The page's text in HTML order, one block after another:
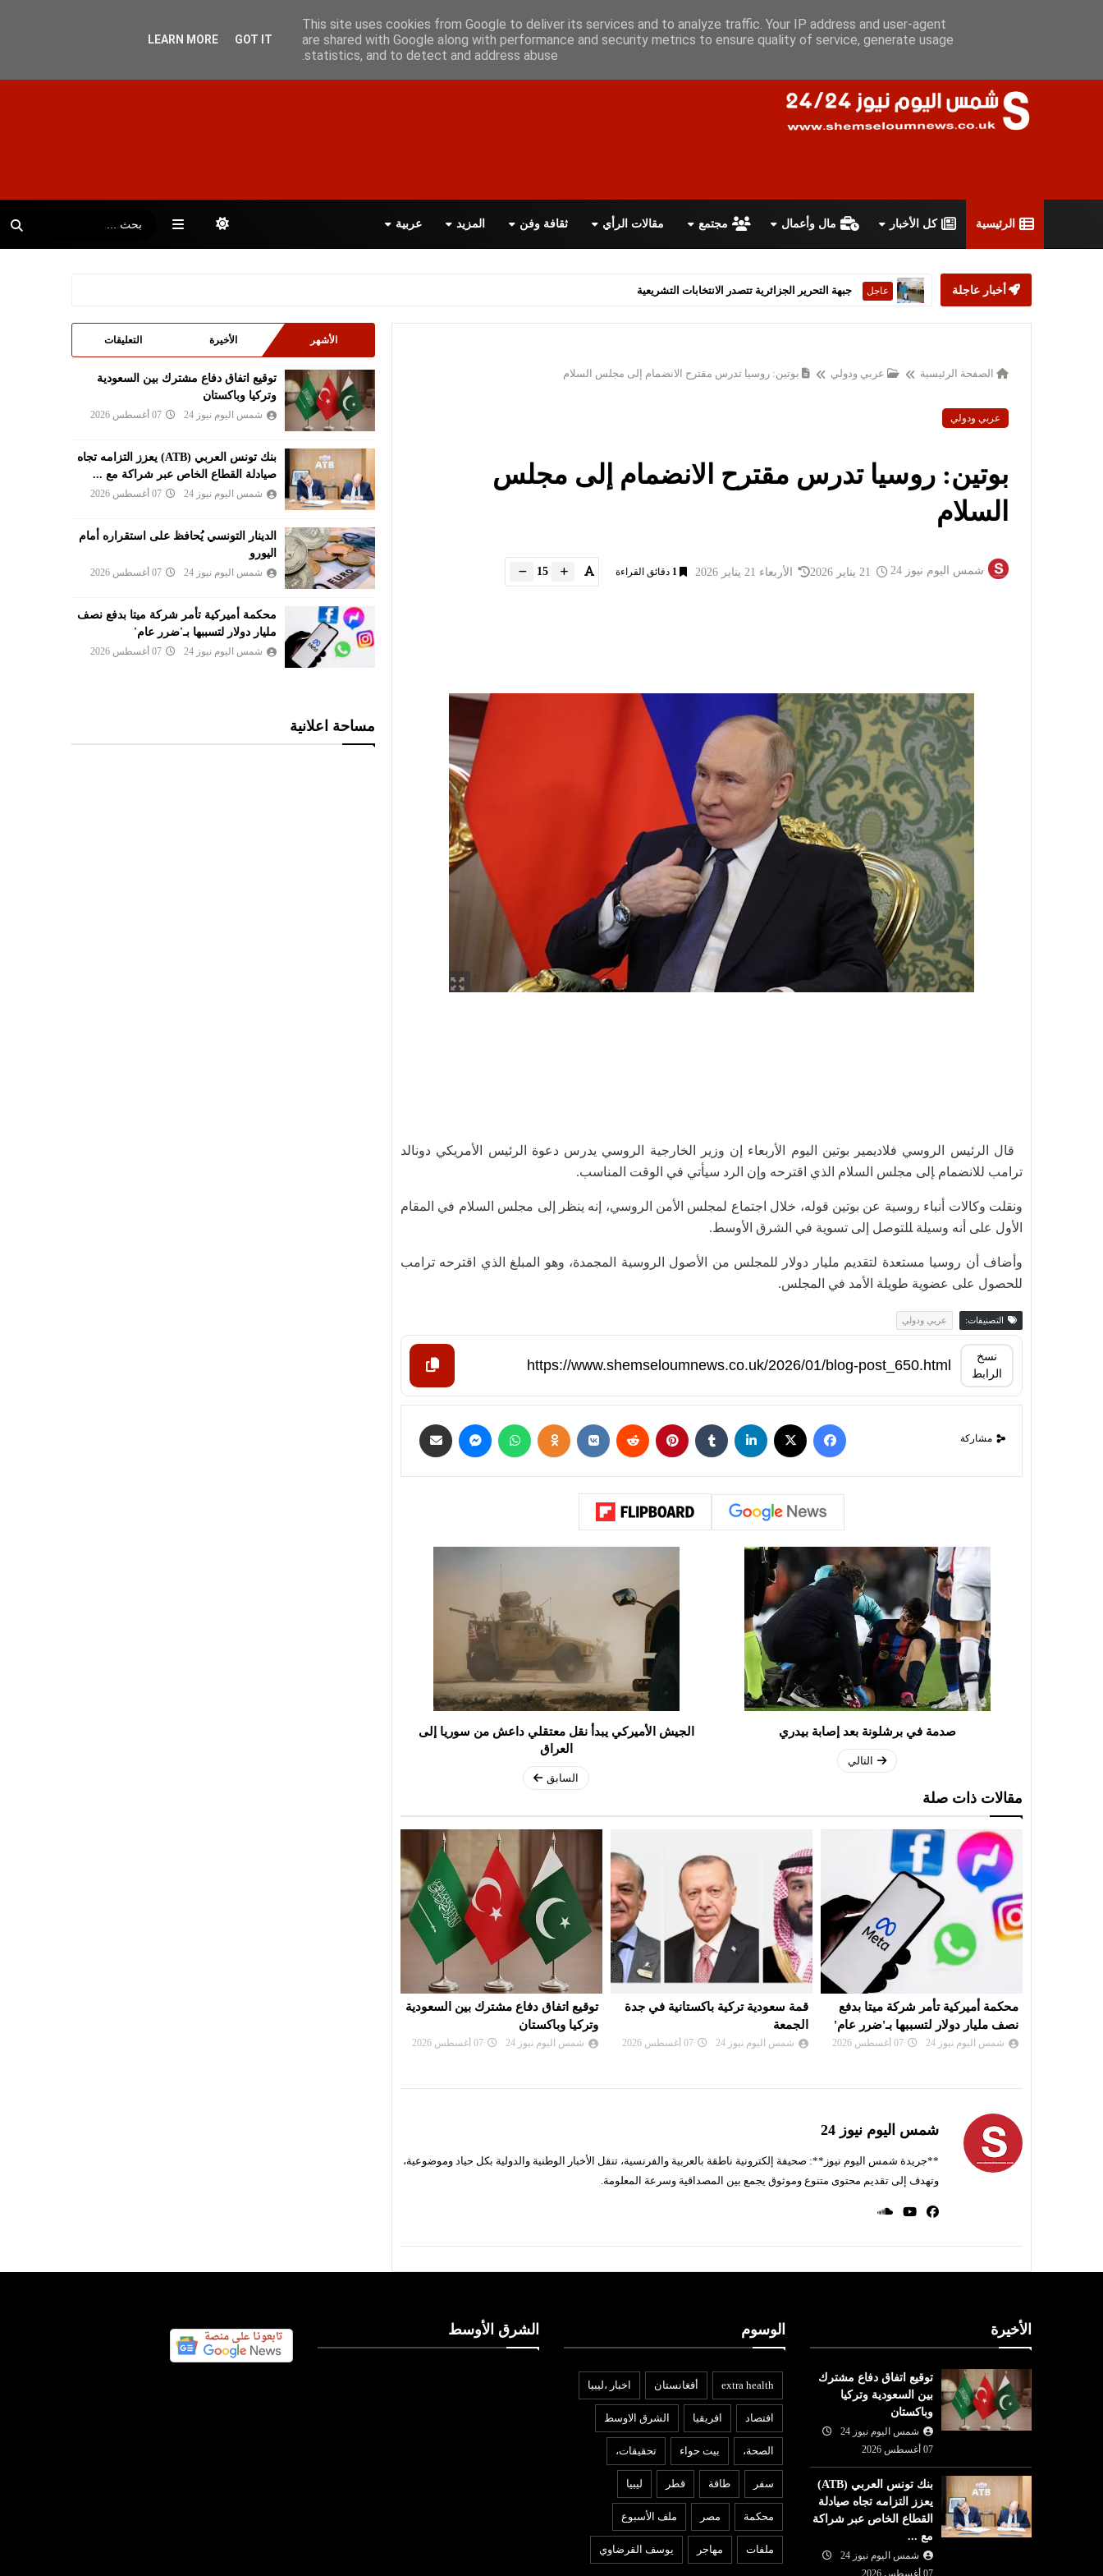
سياسة الخصوصية اتفاقية الاستخدام أعلن معانا اتصل بنا اقرأ الصحيفة PDF
الرئيسية كل الأخبار مال وأعمال مجتمع مقالات الرأي ثقافة وفن المزيد عربية
أخبار عاجلة عاجل ستارمر يعلن استقالته من رئاسة الحكومة البريطانية
الصفحة الرئيسية عربي ودولي بوتين: روسيا تدرس مقترح الانضمام إلى مجلس السلام
عربي ودولي
بوتين: روسيا تدرس مقترح الانضمام إلى مجلس
السلام
شمس اليوم نيوز 24 الأربعاء 21 يناير 2026 1 دقائق القراءة 15
قال ⁠الرئيس الروسي فلاديمير بوتين ⁠اليوم ⁠الأربعاء إن وزير الخارجية الروسي يدرس ‌دعوة الرئيس الأمريكي دونالد
ترامب للانضمام ‍إلى مجلس السلام ​الذي اقترحه وإن الرد سيأتي في ‌الوقت المناسب.
ونقلت وكالات أنباء روسية عن بوتين قوله، خلال اجتماع لمجلس الأمن ‌الروسي، إنه ينظر إلى مجلس السلام في المقام
الأول على أنه وسيلة ‍للتوصل إلى ⁠تسوية في الشرق الأوسط.
وأضاف أن روسيا مستعدة لتقديم مليار دولار للمجلس من الأصول الروسية ​المجمدة، وهو ‌المبلغ الذي اقترحه ترامب
للحصول على ​عضوية طويلة الأمد في المجلس.
التصنيفات: عربي ودولي
نسخ
الرابط
مشاركة
صدمة في برشلونة بعد إصابة بيدري
التالي
الجيش الأميركي يبدأ نقل معتقلي داعش من سوريا إلى
العراق
السابق
مقالات ذات صلة
قمة سعودية تركية باكستانية في جدة
الجمعة
شمس اليوم نيوز 24 07 أغسطس 2026
توقيع اتفاق دفاع مشترك بين السعودية
وتركيا وباكستان
شمس اليوم نيوز 24 07 أغسطس 2026
محكمة أميركية تأمر شركة ميتا بدفع
نصف مليار دولار لتسببها بـ'ضرر عام'
شمس اليوم نيوز 24 07 أغسطس 2026
شمس اليوم نيوز 24
**جريدة شمس اليوم نيوز**: صحيفة إلكترونية ناطقة بالعربية والفرنسية، تنقل الأخبار الوطنية والدولية بكل حياد وموضوعية،
وتهدف إلى تقديم محتوى متنوع وموثوق يجمع بين المصداقية وسرعة المعلومة.
الأشهر الأخيرة التعليقات
توقيع اتفاق دفاع مشترك بين السعودية
وتركيا وباكستان
شمس اليوم نيوز 24 07 أغسطس 2026
بنك تونس العربي (ATB) يعزز التزامه تجاه
صيادلة القطاع الخاص عبر شراكة مع ...
شمس اليوم نيوز 24 07 أغسطس 2026
الدينار التونسي يُحافظ على استقراره أمام
اليورو
شمس اليوم نيوز 24 07 أغسطس 2026
محكمة أميركية تأمر شركة ميتا بدفع نصف
مليار دولار لتسببها بـ'ضرر عام'
شمس اليوم نيوز 24 07 أغسطس 2026
مساحة اعلانية
الأخيرة
توقيع اتفاق دفاع مشترك
بين السعودية وتركيا
وباكستان
شمس اليوم نيوز 24
07 أغسطس 2026
بنك تونس العربي (ATB)
يعزز التزامه تجاه صيادلة
القطاع الخاص عبر شراكة
مع ...
شمس اليوم نيوز 24
الوسوم
extra health أفغانستان اخبار ،ليبيا
افتصاد افريقيا الشرق الاوسط
الصحة، بيت حواء تحقيقات،
سفر طاقة قطر ليبيا
محكمة مصر ملف الأسبوع
ملفات مهاجر يوسف القرضاوي
الشرق الأوسط
This site uses cookies from Google to deliver its services and to analyze traffic. Your IP address and user-agent
are shared with Google along with performance and security metrics to ensure quality of service, generate usage
statistics, and to detect and address abuse.
LEARN MORE GOT IT